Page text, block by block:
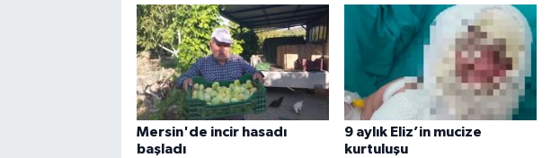
Mersin'de incir hasadı
başladı
9 aylık Eliz’in mucize
kurtuluşu